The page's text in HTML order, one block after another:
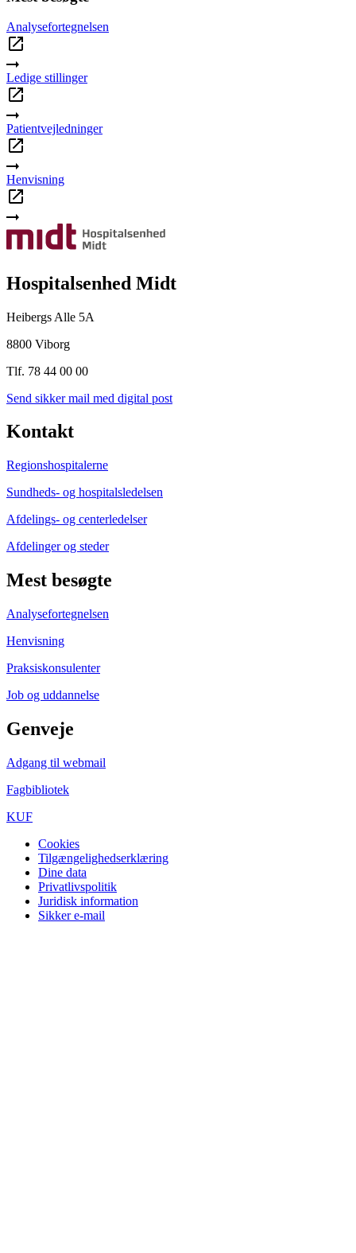
Analysefortegnelsen
Ledige stillinger
Patientvejledninger
Henvisning
Hospitalsenhed Midt
Heibergs Alle 5A
8800 Viborg
Tlf. 78 44 00 00
Send sikker mail med digital post
Kontakt
Regionshospitalerne
Sundheds- og hospitalsledelsen
Afdelings- og centerledelser
Afdelinger og steder
Mest besøgte
Analysefortegnelsen
Henvisning
Praksiskonsulenter
Job og uddannelse
Genveje
Adgang til webmail
Fagbibliotek
KUF
Cookies
Tilgængelighedserklæring
Dine data
Privatlivspolitik
Juridisk information
Sikker e-mail